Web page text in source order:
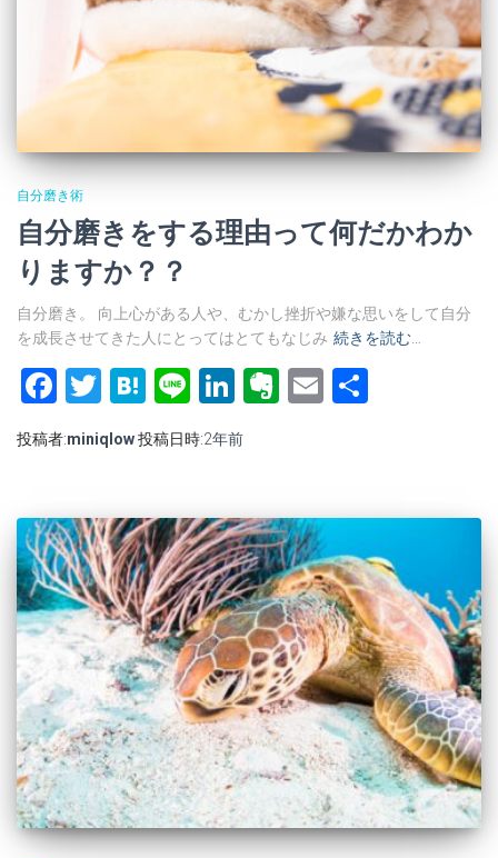
自分磨き術
自分磨きをする理由って何だかわか
りますか？？
自分磨き。 向上心がある人や、むかし挫折や嫌な思いをして自分
を成長させてきた人にとってはとてもなじみ 続きを読む…
Facebook
Twitter
Hatena
LineLinkedIn
Evernote
Email
投稿者:miniqlow投稿日時:2年前